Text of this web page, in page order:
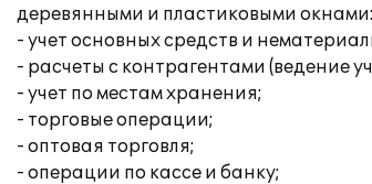
деревянными и пластиковыми окнами:
- учет основных средств и
- расчеты с контрагентами (ведение
- учет по местам хранения;
- торговые операции;
- оптовая торговля;
- операции по кассе и банку;